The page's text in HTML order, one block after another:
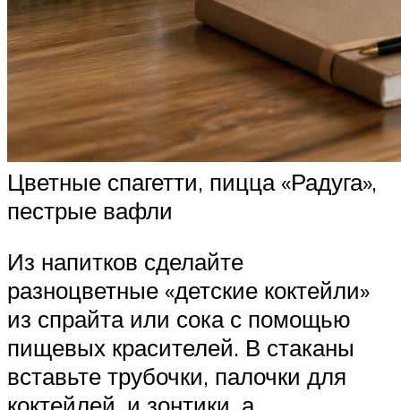
Цветные спагетти, пицца «Радуга»,
пестрые вафли
Из напитков сделайте
разноцветные «детские коктейли»
из спрайта или сока с помощью
пищевых красителей. В стаканы
вставьте трубочки, палочки для